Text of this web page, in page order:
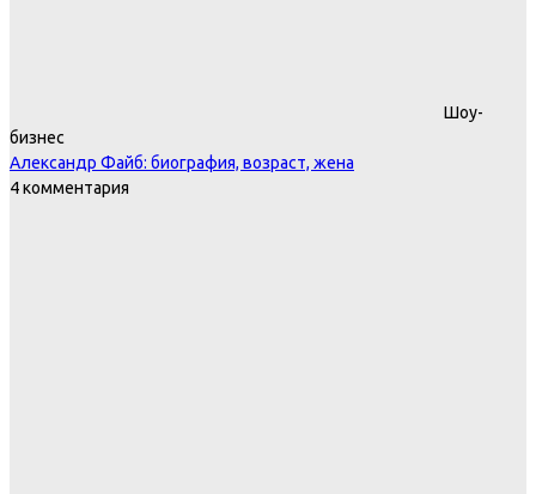
Шоу-
бизнес
Александр Файб: биография, возраст, жена
4 комментария